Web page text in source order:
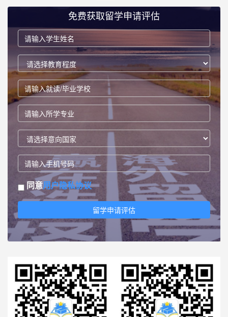
免费获取留学申请评估
同意用户隐私协议
留学申请评估